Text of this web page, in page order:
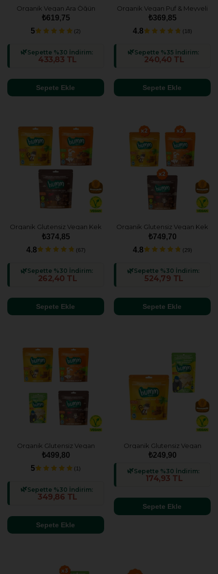
Organik Vegan Ara Öğün
Atıştırmalık Paketi- 5 adet (5
çeşit)
₺619,75
5
(2)
Sepette %30 İndirim:
433,83 TL
Sepete Ekle
Organik Vegan Puf & Meyveli
Mini Küpler Atıştırmalık
Paketi - 3 Adet (3 çeşit)
₺369,85
4.8
(18)
Sepette %35 İndirim:
240,40 TL
Sepete Ekle
Organik Glutensiz Vegan Kek
Atıştırmalık Paketi - 3 adet (3
çeşit)
₺374,85
4.8
(67)
Sepette %30 İndirim:
262,40 TL
Sepete Ekle
Organik Glutensiz Vegan Kek
Atıştırmalık Paketi - 6 adet (3
çeşit)
₺749,70
4.8
(29)
Sepette %30 İndirim:
524,79 TL
Sepete Ekle
Organik Glutensiz Vegan
Meyveli Küp & Kek
Atıştırmalık Paketi - 4 adet (4
çeşit)
₺499,80
5
(1)
Sepette %30 İndirim:
349,86 TL
Sepete Ekle
Organik Glutensiz Vegan
Muzlu Atıştırmalık Paketi - 2
₺249,90
Sepette %30 İndirim:
174,93 TL
Sepete Ekle